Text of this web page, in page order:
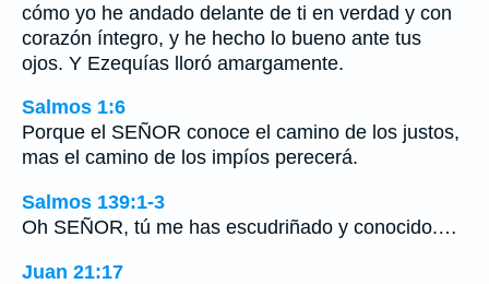
cómo yo he andado delante de ti en verdad y con
corazón íntegro, y he hecho lo bueno ante tus
ojos. Y Ezequías lloró amargamente.
Salmos 1:6
Porque el SEÑOR conoce el camino de los justos,
mas el camino de los impíos perecerá.
Salmos 139:1-3
Oh SEÑOR, tú me has escudriñado y conocido.…
Juan 21:17